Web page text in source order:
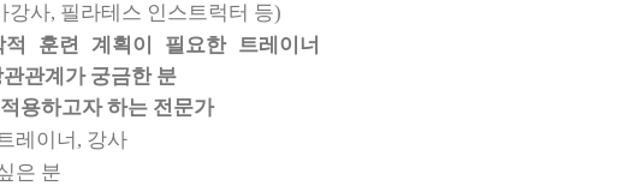
강사, 필라테스 인스트럭터 등)
적 훈련 계획이 필요한 트레이너
관계가 궁금한 분
용하고자 하는 전문가
레이너, 강사
은 분